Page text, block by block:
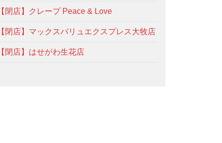
【閉店】クレープ Peace & Love
【閉店】マックスバリュエクスプレス大牧店
【閉店】はせがわ生花店